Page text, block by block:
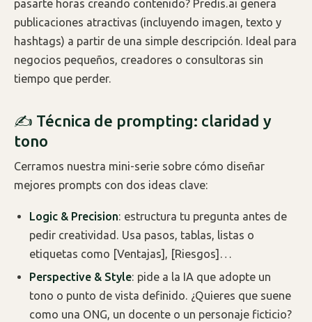
pasarte horas creando contenido? Predis.ai genera
publicaciones atractivas (incluyendo imagen, texto y
hashtags) a partir de una simple descripción. Ideal para
negocios pequeños, creadores o consultoras sin
tiempo que perder.
✍️ Técnica de prompting: claridad y
tono
Cerramos nuestra mini-serie sobre cómo diseñar
mejores prompts con dos ideas clave:
Logic & Precision: estructura tu pregunta antes de
pedir creatividad. Usa pasos, tablas, listas o
etiquetas como [Ventajas], [Riesgos]…
Perspective & Style: pide a la IA que adopte un
tono o punto de vista definido. ¿Quieres que suene
como una ONG, un docente o un personaje ficticio?